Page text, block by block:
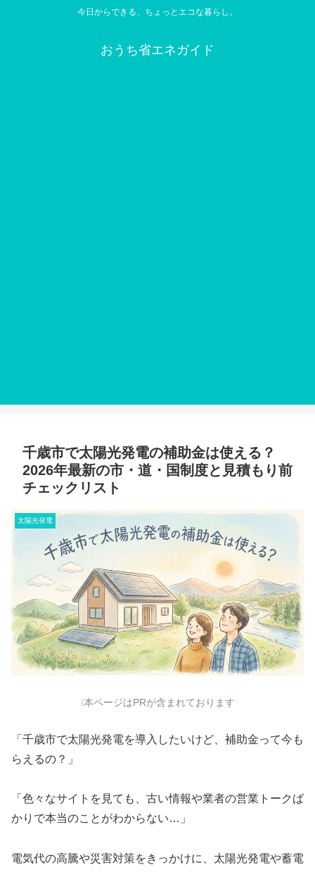
今日からできる、ちょっとエコな暮らし。
おうち省エネガイド
千歳市で太陽光発電の補助金は使える？
2026年最新の市・道・国制度と見積もり前
チェックリスト
太陽光発電
❕本ページはPRが含まれております
「千歳市で太陽光発電を導入したいけど、補助金って今も
らえるの？」
「色々なサイトを見ても、古い情報や業者の営業トークば
かりで本当のことがわからない…」
電気代の高騰や災害対策をきっかけに、太陽光発電や蓄電